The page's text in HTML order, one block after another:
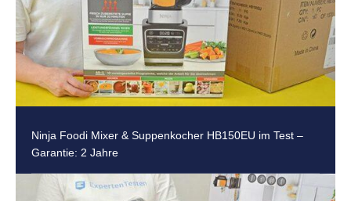
Ninja Foodi Mixer & Suppenkocher HB150EU im Test –
Garantie: 2 Jahre